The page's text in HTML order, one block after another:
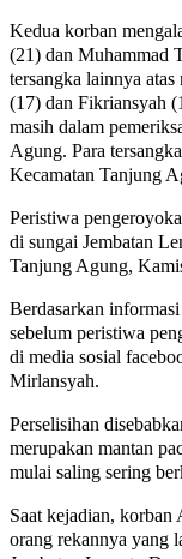
Kedua korban
(21) dan Muhammad
tersangka lainnya
(17) dan Fikriansyah
masih dalam
Agung. Para
Kecamatan Tanjung
Peristiwa
di sungai Jembatan
Tanjung Agung,
Berdasarkan
sebelum peristiwa
di media sosial
Mirlansyah.
Perselisihan
merupakan mantan
mulai saling sering
Saat kejadian, korban
orang rekannya yang